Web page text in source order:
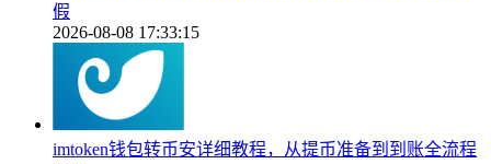
假
2026-08-08 17:33:15
imtoken钱包转币安详细教程，从提币准备到到账全流程